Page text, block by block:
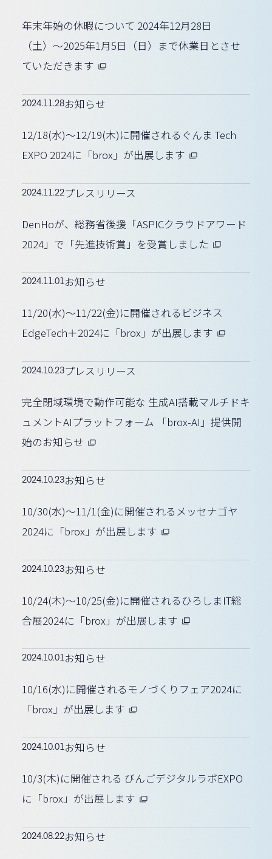
年末年始の休暇について 2024年12月28日
（土）〜2025年1月5日（日）まで休業日とさせ
ていただきます
2024.11.28お知らせ
12/18(水)〜12/19(木)に開催されるぐんま Tech
EXPO 2024に「brox」が出展します
2024.11.22プレスリリース
DenHoが、総務省後援「ASPICクラウドアワード
2024」で「先進技術賞」を受賞しました
2024.11.01お知らせ
11/20(水)〜11/22(金)に開催されるビジネス
EdgeTech＋2024に「brox」が出展します
2024.10.23プレスリリース
完全閉域環境で動作可能な 生成AI搭載マルチドキ
ュメントAIプラットフォーム 「brox-AI」提供開
始のお知らせ
2024.10.23お知らせ
10/30(水)〜11/1(金)に開催されるメッセナゴヤ
2024に「brox」が出展します
2024.10.23お知らせ
10/24(木)〜10/25(金)に開催されるひろしまIT総
合展2024に「brox」が出展します
2024.10.01お知らせ
10/16(水)に開催されるモノづくりフェア2024に
「brox」が出展します
2024.10.01お知らせ
10/3(木)に開催される びんごデジタルラボEXPO
に「brox」が出展します
2024.08.22お知らせ